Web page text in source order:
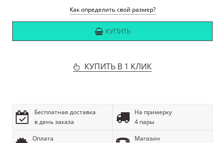
Как определить свой размер?
КУПИТЬ
КУПИТЬ В 1 КЛИК
Бесплатная доставка
в день заказа
На примерку
4 пары
Оплата
Магазин